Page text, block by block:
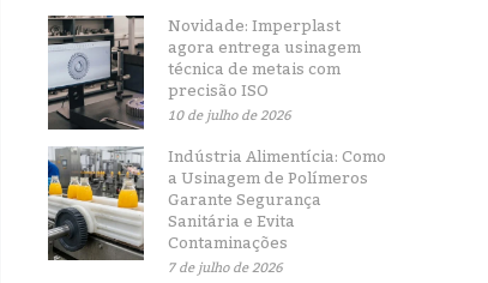
Novidade: Imperplast
agora entrega usinagem
técnica de metais com
precisão ISO
10 de julho de 2026
Indústria Alimentícia: Como
a Usinagem de Polímeros
Garante Segurança
Sanitária e Evita
Contaminações
7 de julho de 2026